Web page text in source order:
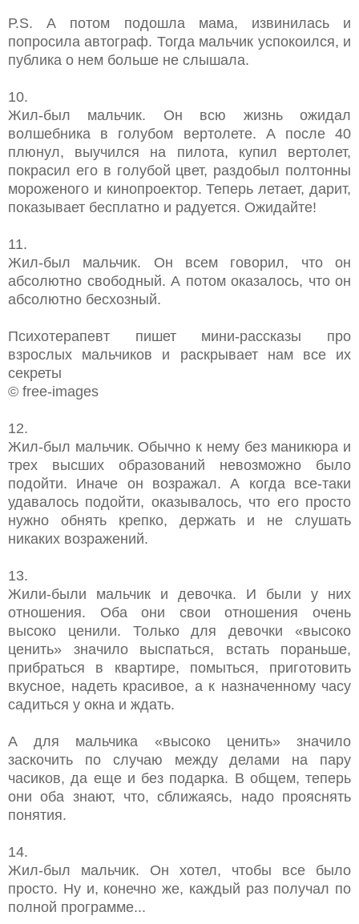
Р.S. А потом подошла мама, извинилась и
попросила автограф. Тогда мальчик успокоился, и
публика о нем больше не слышала.
10.
Жил-был мальчик. Он всю жизнь ожидал
волшебника в голубом вертолете. А после 40
плюнул, выучился на пилота, купил вертолет,
покрасил его в голубой цвет, раздобыл полтонны
мороженого и кинопроектор. Теперь летает, дарит,
показывает бесплатно и радуется. Ожидайте!
11.
Жил-был мальчик. Он всем говорил, что он
абсолютно свободный. А потом оказалось, что он
абсолютно бесхозный.
Психотерапевт пишет мини-рассказы про
взрослых мальчиков и раскрывает нам все их
секреты
© free-images
12.
Жил-был мальчик. Обычно к нему без маникюра и
трех высших образований невозможно было
подойти. Иначе он возражал. А когда все-таки
удавалось подойти, оказывалось, что его просто
нужно обнять крепко, держать и не слушать
никаких возражений.
13.
Жили-были мальчик и девочка. И были у них
отношения. Оба они свои отношения очень
высоко ценили. Только для девочки «высоко
ценить» значило выспаться, встать пораньше,
прибраться в квартире, помыться, приготовить
вкусное, надеть красивое, а к назначенному часу
садиться у окна и ждать.
А для мальчика «высоко ценить» значило
заскочить по случаю между делами на пару
часиков, да еще и без подарка. В общем, теперь
они оба знают, что, сближаясь, надо прояснять
понятия.
14.
Жил-был мальчик. Он хотел, чтобы все было
просто. Ну и, конечно же, каждый раз получал по
полной программе...